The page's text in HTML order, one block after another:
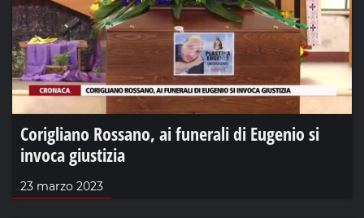
Corigliano Rossano, ai funerali di Eugenio si
invoca giustizia
23 marzo 2023